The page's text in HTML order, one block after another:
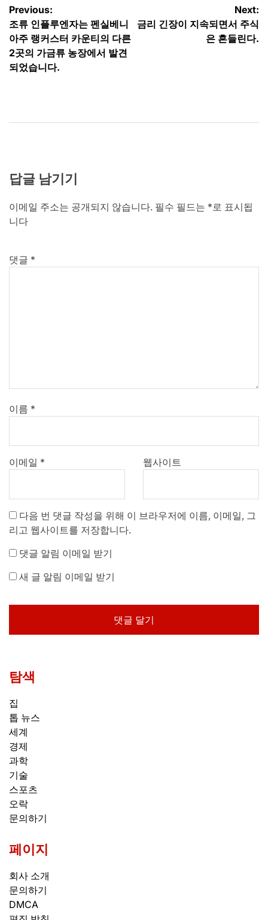
글
탐
색
Previous:
조류 인플루엔자는 펜실베니
아주 랭커스터 카운티의 다른
2곳의 가금류 농장에서 발견
되었습니다.
Next:
금리 긴장이 지속되면서 주식
은 흔들린다.
답글 남기기
이메일 주소는 공개되지 않습니다. 필수 필드는 *로 표시됩
니다
댓글 *
이름 *
이메일 * 웹사이트
다음 번 댓글 작성을 위해 이 브라우저에 이름, 이메일, 그
리고 웹사이트를 저장합니다.
댓글 알림 이메일 받기
새 글 알림 이메일 받기
탐색
집
톱 뉴스
세계
경제
과학
기술
스포츠
오락
문의하기
페이지
회사 소개
문의하기
DMCA